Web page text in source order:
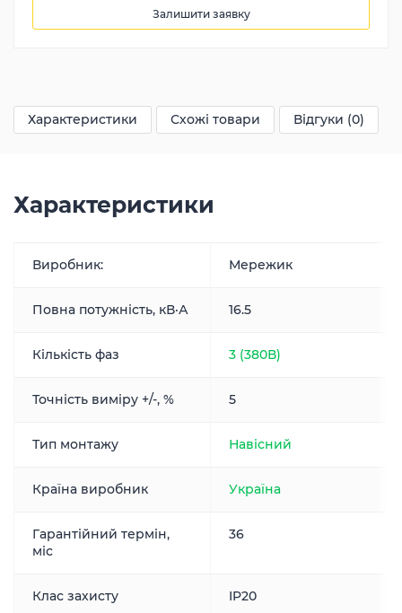
Залишити заявку
Характеристики Схожі товари Відгуки (0)
Характеристики
Виробник: Мережик
Повна потужність, кВ·А 16.5
Кількість фаз 3 (380В)
Точність виміру +/-, % 5
Тип монтажу Навісний
Країна виробник Україна
Гарантійний термін,
міс
36
Клас захисту IP20